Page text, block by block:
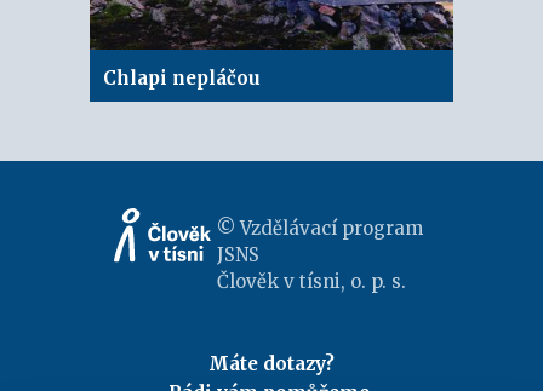
Chlapi nepláčou
© Vzdělávací program
JSNS
Člověk v tísni, o. p. s.
Máte dotazy?